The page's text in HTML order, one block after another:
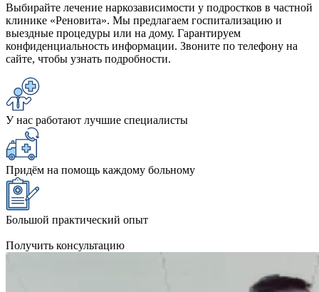
Выбирайте лечение наркозависимости у подростков в частной
клинике «Реновита». Мы предлагаем госпитализацию и
выездные процедуры или на дому. Гарантируем
конфиденциальность информации. Звоните по телефону на
сайте, чтобы узнать подробности.
У нас работают лучшие специалисты
Придём на помощь каждому больному
Большой практический опыт
Получить консультацию